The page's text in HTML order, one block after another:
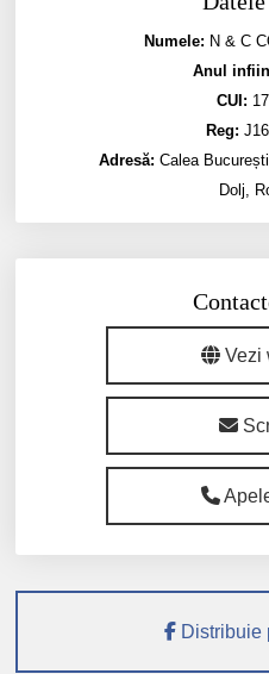
Numele: N & C
Anul
CUI:
Reg:
Adresă: Calea
Dolj,
Vezi
Distribuie